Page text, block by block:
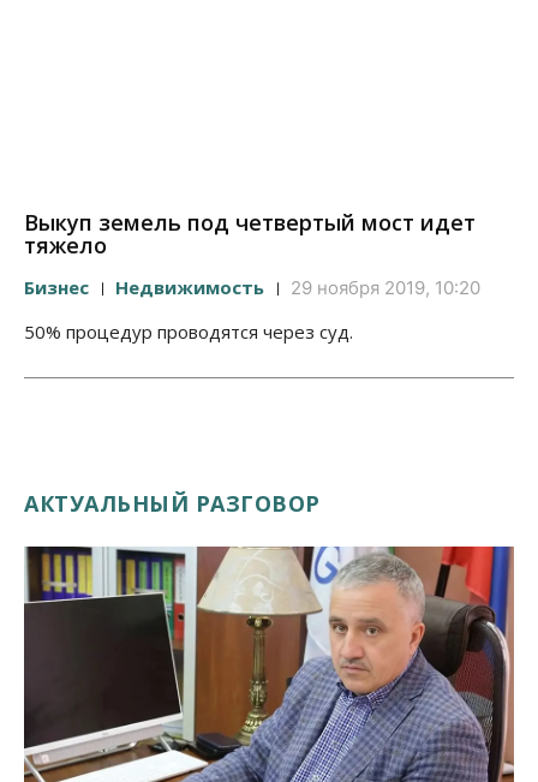
Выкуп земель под четвертый мост идет
тяжело
Бизнес Недвижимость 29 ноября 2019, 10:20
50% процедур проводятся через суд.
АКТУАЛЬНЫЙ РАЗГОВОР